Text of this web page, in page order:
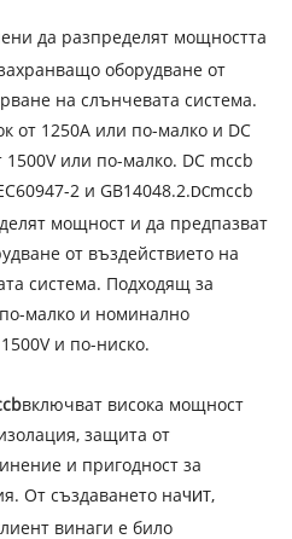
да разпределят мощността
оборудване от
на слънчевата система.
от 1250A или по-малко и DC
или по-малко. DC mccb
2 и GB14048.2.DCmccb
мощност и да предпазват
от въздействието на
система. Подходящ за
малко и номинално
и по-ниско.
включват висока мощност
защита от
и пригодност за
От създаването наЧИТ,
винаги е било